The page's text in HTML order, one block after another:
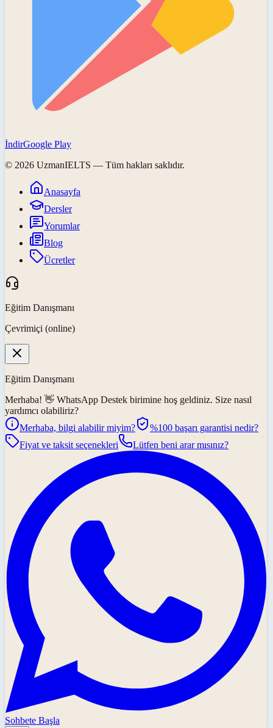
İndirGoogle Play
© 2026 UzmanIELTS — Tüm hakları saklıdır.
Anasayfa
Dersler
Yorumlar
Blog
Ücretler
Eğitim Danışmanı
Çevrimiçi (online)
Eğitim Danışmanı
Merhaba! 👋 WhatsApp Destek birimine hoş geldiniz. Size nasıl
yardımcı olabiliriz?
Merhaba, bilgi alabilir miyim?
%100 başarı garantisi nedir?
Fiyat ve taksit seçenekleri
Lütfen beni arar mısınız?
Sohbete Başla